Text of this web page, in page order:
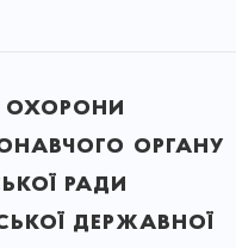
охорони
органу
ради
державної